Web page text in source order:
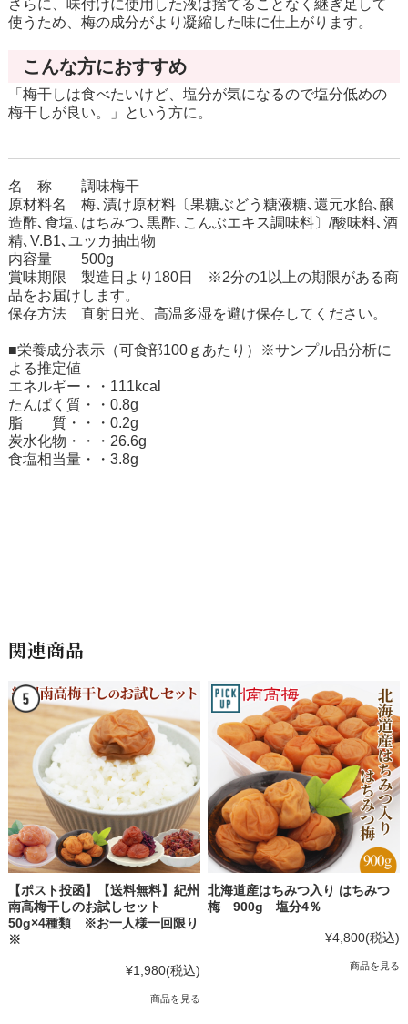
さらに、味付けに使用した液は捨てることなく継ぎ足して
使うため、梅の成分がより凝縮した味に仕上がります。
こんな方におすすめ
「梅干しは食べたいけど、塩分が気になるので塩分低めの
梅干しが良い。」という方に。
名 称 調味梅干
原材料名 梅､漬け原材料〔果糖ぶどう糖液糖､還元水飴､醸
造酢､食塩､はちみつ､黒酢､こんぶエキス調味料〕/酸味料､酒
精､V.B1､ユッカ抽出物
内容量 500g
賞味期限 製造日より180日 ※2分の1以上の期限がある商
品をお届けします。
保存方法 直射日光、高温多湿を避け保存してください。
■栄養成分表示（可食部100ｇあたり）※サンプル品分析に
よる推定値
エネルギー・・111kcal
たんぱく質・・0.8g
脂 質・・・0.2g
炭水化物・・・26.6g
食塩相当量・・3.8g
関連商品
【ポスト投函】【送料無料】紀州
南高梅干しのお試しセット
50g×4種類 ※お一人様一回限り
※
¥1,980(税込)
商品を見る
北海道産はちみつ入り はちみつ
梅 900g 塩分4％
¥4,800(税込)
商品を見る